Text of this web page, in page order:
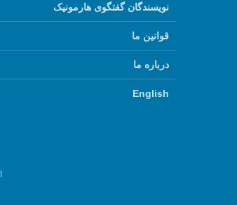
نویسندگان گفتگوی هارمونیک
قوانین ما
درباره ما
English